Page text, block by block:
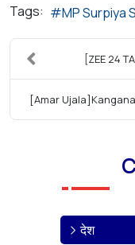
Tags: MP Surpiya
[ZEE 24
[Amar
देश